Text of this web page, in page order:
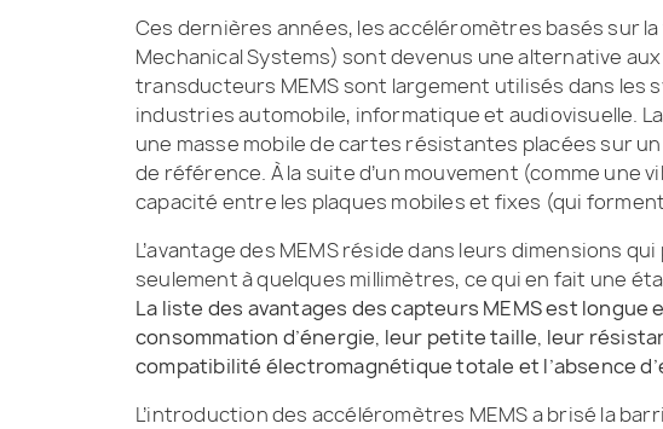
Ces dernières années, les accéléromètres basés sur
Mechanical Systems) sont devenus une alternative
transducteurs MEMS sont largement utilisés dans les
industries automobile, informatique et audiovisuelle.
une masse mobile de cartes résistantes placées sur
de référence. À la suite d’un mouvement (comme une
capacité entre les plaques mobiles et fixes (qui
L’avantage des MEMS réside dans leurs dimensions
seulement à quelques millimètres, ce qui en fait une
La liste des avantages des capteurs MEMS est
consommation d’énergie, leur petite taille, leur
compatibilité électromagnétique totale et l’absence
L’introduction des accéléromètres MEMS a brisé la